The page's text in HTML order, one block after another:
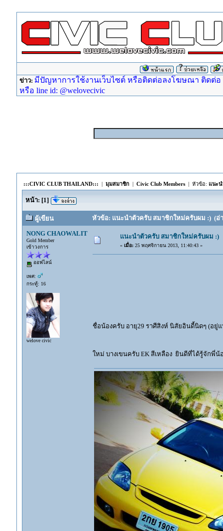
ข่าว: มีปัญหาการใช้งานเว็บไซต์ หรือติดต่อลงโฆษณา ติดต่อ
หรือ line id: @welovecivic
:::CIVIC CLUB THAILAND::: | มุมสมาชิก| Civic Club Members| หัวข้อ: แนะ
หน้า: [1]
ผู้เขียน หัวข้อ: แนะนำตัวครับ สมาชิกใหม่ครับผม :) (อ่า
NONG CHAOWALIT
Gold Member
เข้าวงการ
ออฟไลน์
เพศ:
กระทู้: 16
welove civic
แนะนำตัวครับ สมาชิกใหม่ครับผม :)
« เมื่อ:25 พฤศจิกายน 2013, 11:40:43 »
ชื่อน้องครับ อายุ29 ราศีสิงห์ นิสัยอินดี้นิดๆ (อยู่
ใหม่ บางเขนครับ EK สีเหลือง ยินดีที่ได้รู้จักพี่